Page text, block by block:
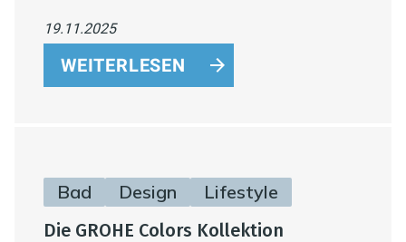
Materialien, Farbtönen und perfekter
Reinigungsfreundlichkeit – ideal für
Interior Design Liebhaber
19.11.2025
WEITERLESEN
Bad Design Lifestyle
Die GROHE Colors Kollektion